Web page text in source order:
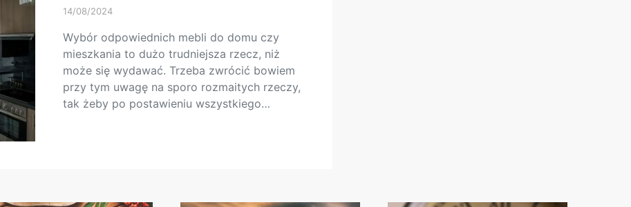
14/08/2024
Wybór odpowiednich mebli do domu czy
mieszkania to dużo trudniejsza rzecz, niż
może się wydawać. Trzeba zwrócić bowiem
przy tym uwagę na sporo rozmaitych rzeczy,
tak żeby po postawieniu wszystkiego…